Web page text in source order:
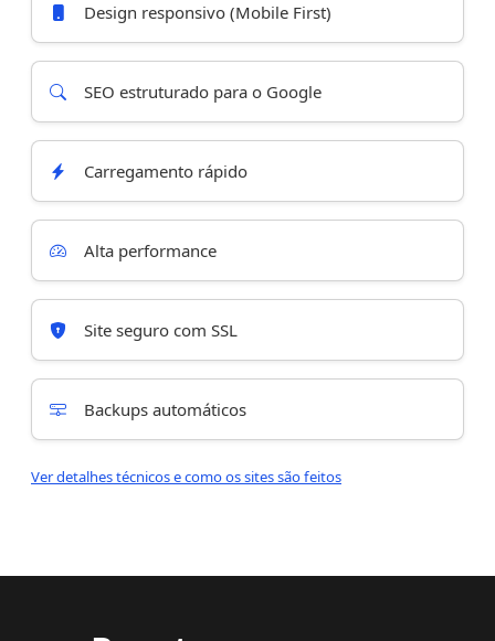
Design responsivo (Mobile First)
SEO estruturado para o Google
Carregamento rápido
Alta performance
Site seguro com SSL
Backups automáticos
Ver detalhes técnicos e como os sites são feitos